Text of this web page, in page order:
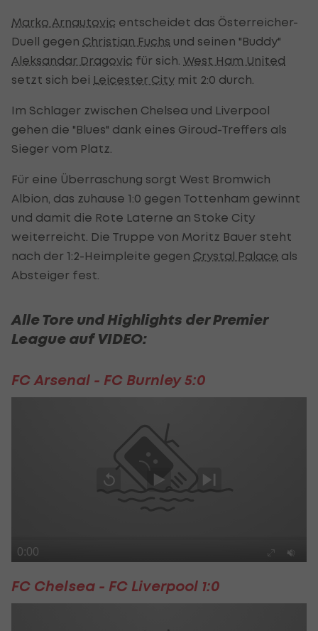
Marko Arnautovic entscheidet das Österreicher-
Duell gegen Christian Fuchs und seinen "Buddy"
Aleksandar Dragovic für sich. West Ham United
setzt sich bei Leicester City mit 2:0 durch.
Im Schlager zwischen Chelsea und Liverpool
gehen die "Blues" dank eines Giroud-Treffers als
Sieger vom Platz.
Für eine Überraschung sorgt West Bromwich
Albion, das zuhause 1:0 gegen Tottenham gewinnt
und damit die Rote Laterne an Stoke City
weiterreicht. Die Truppe von Moritz Bauer steht
nach der 1:2-Heimpleite gegen Crystal Palace als
Absteiger fest.
Alle Tore und Highlights der Premier
League auf VIDEO:
FC Arsenal - FC Burnley 5:0
FC Chelsea - FC Liverpool 1:0